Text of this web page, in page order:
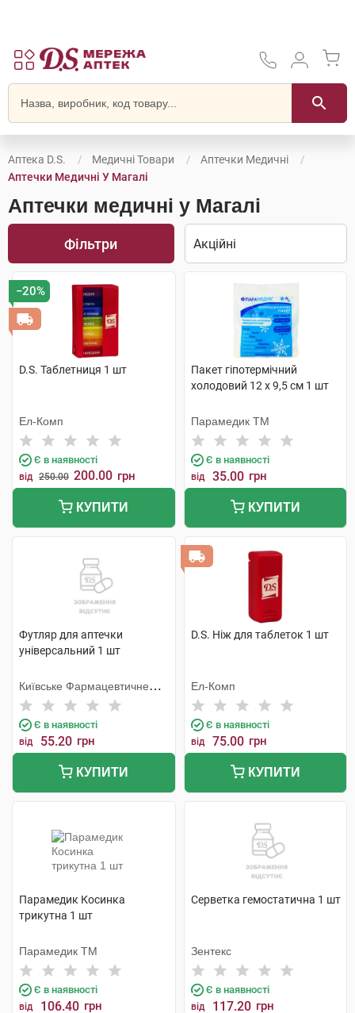
Аптека D.S. Медичні Товари
Аптечки Медичні
Аптечки Медичні У Магалі
Аптечки медичні у Магалі
Фільтри
−20%
D.S. Таблетниця 1 шт
Ел-Комп
Є в наявності
від 250.00 200.00 грн
КУПИТИ
Пакет гіпотермічний
холодовий 12 x 9,5 см 1 шт
Парамедик ТМ
Є в наявності
від 35.00 грн
КУПИТИ
Футляр для аптечки
універсальний 1 шт
Київське Фармацевтичне
Товариство ТОВ (Україна)
Є в наявності
від 55.20 грн
КУПИТИ
D.S. Ніж для таблеток 1 шт
Ел-Комп
Є в наявності
від 75.00 грн
КУПИТИ
Парамедик Косинка
трикутна 1 шт
Парамедик ТМ
Є в наявності
від 106.40 грн
Серветка гемостатична 1 шт
Зентекс
Є в наявності
від 117.20 грн